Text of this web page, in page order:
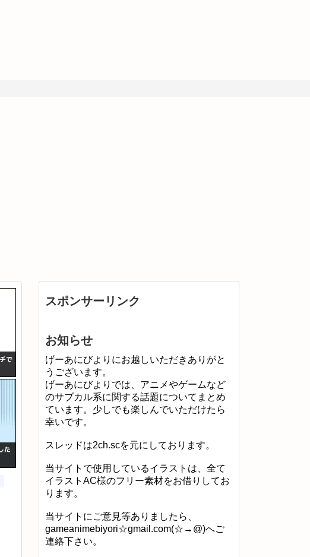
スポンサーリンク
お知らせ
げーあにびよりにお越しいただきありがと
うございます。
げーあにびよりでは、アニメやゲームなど
のサブカル系に関する話題についてまとめ
ています。少しでも楽しんでいただけたら
幸いです。
スレッドは2ch.scを元にしております。
当サイトで使用しているイラストは、全て
イラストAC様のフリー素材をお借りしてお
ります。
当サイトにご意見等ありましたら、
gameanimebiyori☆gmail.com(☆→@)へご
連絡下さい。